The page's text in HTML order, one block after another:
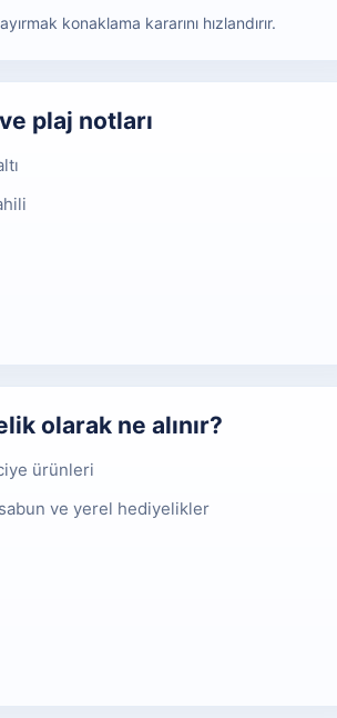
konaklama kararını hızlandırır.
plaj notları
olarak ne alınır?
ürünleri
ve yerel hediyelikler